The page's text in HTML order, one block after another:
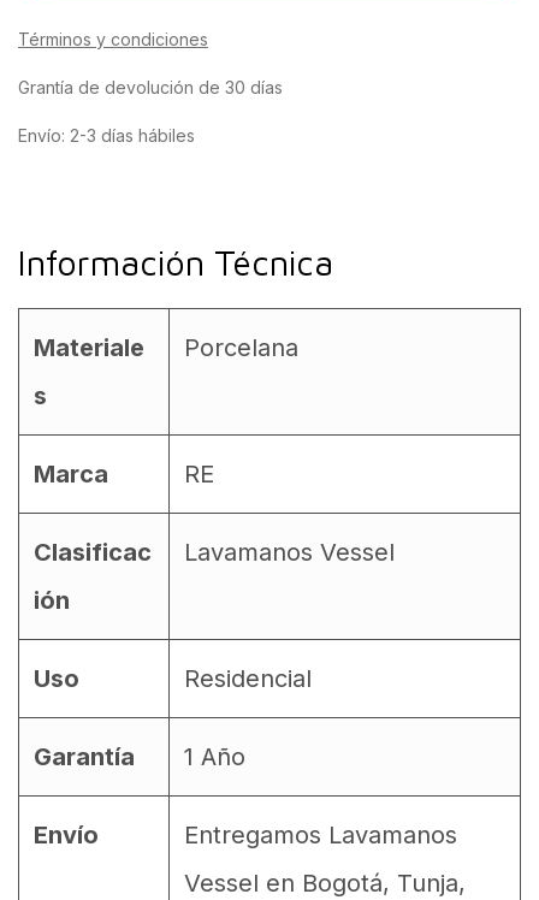
Términos y condiciones
Grantía de devolución de 30 días
Envío: 2-3 días hábiles
Información Técnica
Materiale
s
Porcelana
Marca RE
Clasificac
ión
Lavamanos Vessel
Uso Residencial
Garantía 1 Año
Envío
Entregamos Lavamanos
Vessel en Bogotá, Tunja,